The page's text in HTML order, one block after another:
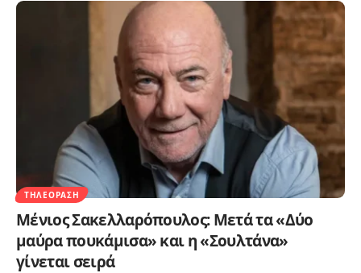
ΤΗΛΕΌΡΑΣΗ
Μένιος Σακελλαρόπουλος: Μετά τα «Δύο
μαύρα πουκάμισα» και η «Σουλτάνα»
γίνεται σειρά